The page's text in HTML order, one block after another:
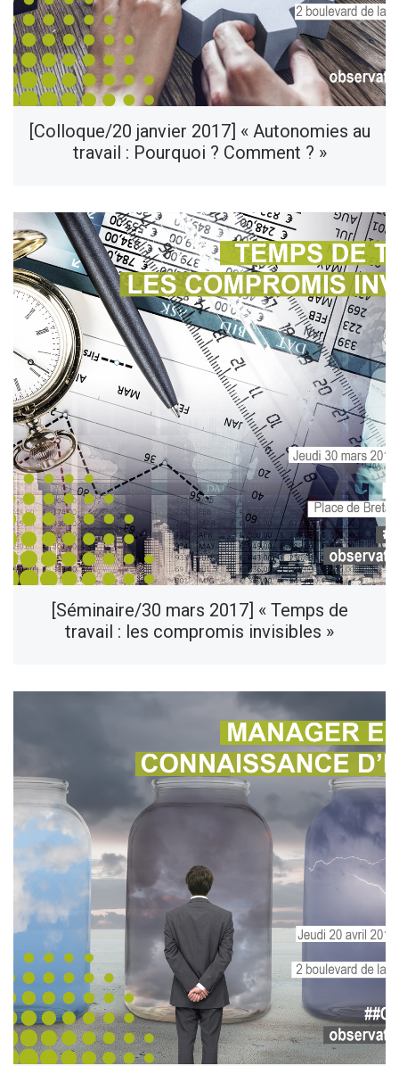
[Colloque/20 janvier 2017] « Autonomies au
travail : Pourquoi ? Comment ? »
[Séminaire/30 mars 2017] « Temps de
travail : les compromis invisibles »